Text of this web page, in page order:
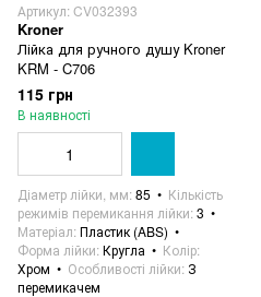
Артикул: CV032393
Kroner
Лійка для ручного душу Kroner
KRM - C706
115 грн
В наявності
Діаметр лійки, мм 85
Кількість
режимів перемикання лійки 3
Матеріал Пластик (ABS)
Форма лійки Кругла
Колір
Хром
Особливості лійки З
перемикачем